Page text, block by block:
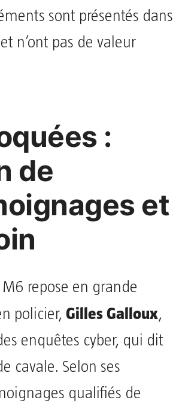
sont présentés dans
n’ont pas de valeur
:
de
et
repose en grande
policier, Gilles Galloux,
enquêtes cyber, qui dit
cavale. Selon ses
qualifiés de